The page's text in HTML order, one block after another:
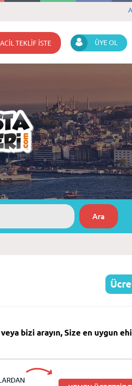
ACİL TEKLİF İSTE ÜYE OL
bizi arayın, Size en uygun